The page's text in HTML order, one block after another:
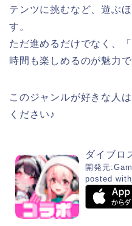
テンツに挑むなど、遊ぶ
す。
ただ進めるだけでなく、
時間も楽しめるのが魅力で
このジャンルが好きな人
ください♪
ダイブロ
開発元:
posted with